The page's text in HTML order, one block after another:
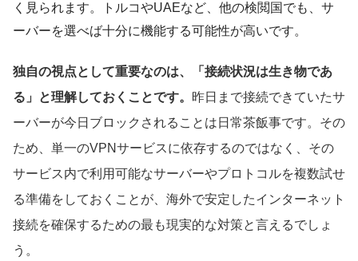
く見られます。トルコやUAEなど、他の検閲国でも、サ
ーバーを選べば十分に機能する可能性が高いです。
独自の視点として重要なのは、「接続状況は生き物であ
る」と理解しておくことです。 昨日まで接続できていたサ
ーバーが今日ブロックされることは日常茶飯事です。その
ため、単一のVPNサービスに依存するのではなく、その
サービス内で利用可能なサーバーやプロトコルを複数試せ
る準備をしておくことが、海外で安定したインターネット
接続を確保するための最も現実的な対策と言えるでしょ
う。